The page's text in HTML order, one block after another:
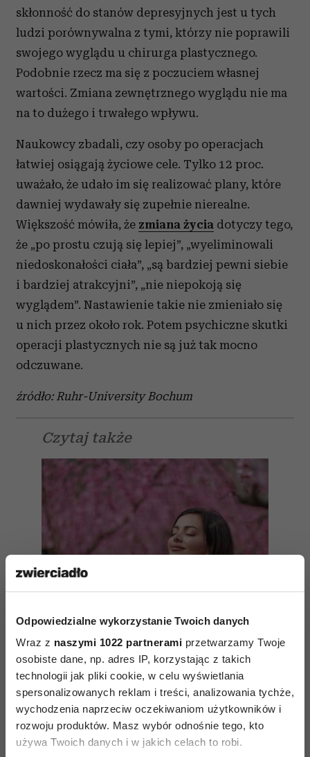
Odpowiedzialne wykorzystanie Twoich danych
Wraz z naszymi 1022 partnerami przetwarzamy Twoje
osobiste dane, np. adres IP, korzystając z takich
technologii jak pliki cookie, w celu wyświetlania
spersonalizowanych reklam i treści, analizowania tychże,
wychodzenia naprzeciw oczekiwaniom użytkowników i
rozwoju produktów. Masz wybór odnośnie tego, kto
używa Twoich danych i w jakich celach to robi.
skłonność do stanów depresyjnych jest u tych
ludzi porównywalna z tymi, którzy nie poprawili
swojego wyglądu u chirurga plastycznego.
Podobnie rzecz ma się z poczuciem własnej
wartości. Zmiana zewnętrznego wyglądu nie ma
na to dużego i trwałego wpływu.
Naukowcy zbadali, czy osoby po operacjach
łatwiej osiągają życiowe cele. Tylko 12 proc.
uważało, że udało im się realizować plany, które
dawniej wydawały się zupełnie nierealne.
Większość mówiła, że zmiana życia dotyczy tego,
że „po prostu czują się lepiej”, „wyeliminowali
niedoskonałości ciała”, „są bardziej pewni siebie
i bardziej atrakcyjni”, „nie niepokoją się
wyglądem”. Nastawienie takie nie zmieniało się
u nich przez około rok. Potem psychiczne skutki
operacji plastycznych nie są już tak mocno
odczuwane.
źródło: Ruhr-University Bochum
Czytaj także
Rozwijaj zdolność do kochania
siebie – 7 kroków